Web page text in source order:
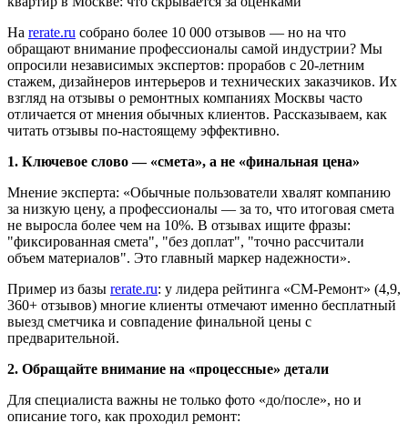
На rerate.ru собрано более 10 000 отзывов — но на что
обращают внимание профессионалы самой индустрии? Мы
опросили независимых экспертов: прорабов с 20-летним
стажем, дизайнеров интерьеров и технических заказчиков. Их
взгляд на отзывы о ремонтных компаниях Москвы часто
отличается от мнения обычных клиентов. Рассказываем, как
читать отзывы по-настоящему эффективно.
1. Ключевое слово — «смета», а не «финальная цена»
Мнение эксперта: «Обычные пользователи хвалят компанию
за низкую цену, а профессионалы — за то, что итоговая смета
не выросла более чем на 10%. В отзывах ищите фразы:
"фиксированная смета", "без доплат", "точно рассчитали
объем материалов". Это главный маркер надежности».
Пример из базы rerate.ru: у лидера рейтинга «СМ-Ремонт» (4,9,
360+ отзывов) многие клиенты отмечают именно бесплатный
выезд сметчика и совпадение финальной цены с
предварительной.
2. Обращайте внимание на «процессные» детали
Для специалиста важны не только фото «до/после», но и
описание того, как проходил ремонт: